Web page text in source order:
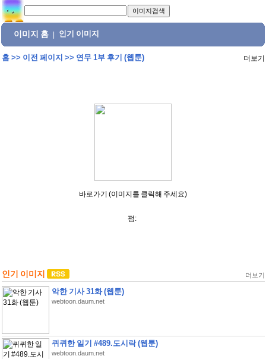
이미지 홈 인기 이미지
홈>> 이전 페이지 >> 연무 1부 후기 (웹툰) 더보기
바로가기 (이미지를 클릭해 주세요)
펌:
인기 이미지 더보기
악한 기사 31화 (웹툰)
webtoon.daum.net
퀴퀴한 일기 #489.도시락 (웹툰)
webtoon.daum.net